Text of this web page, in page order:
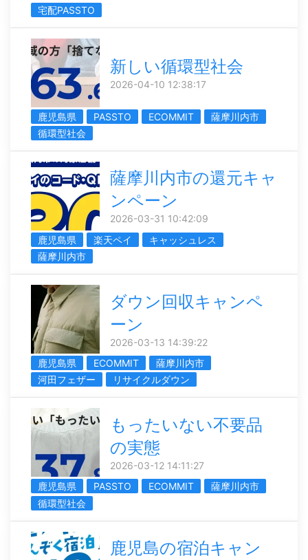
宅配PASSTO
新しい循環型社会
2026-04-10 12:38:17
鹿児島県 PASSTO ECOMMIT
薩摩川内市
循環型社会
薩摩川内市の還元キャ
ンペーン
2026-03-31 10:42:09
鹿児島県
楽天ペイ
キャッシュレス
薩摩川内市
ダウン回収キャンペ
ーン
2026-03-13 14:39:22
鹿児島県
ECOMMIT
薩摩川内市
河田フェザー
リサイクルダウン
もったいない不要品
の実態
2026-03-12 14:11:27
鹿児島県
PASSTO ECOMMIT
薩摩川内市
循環型社会
鹿児島の宿泊キャン